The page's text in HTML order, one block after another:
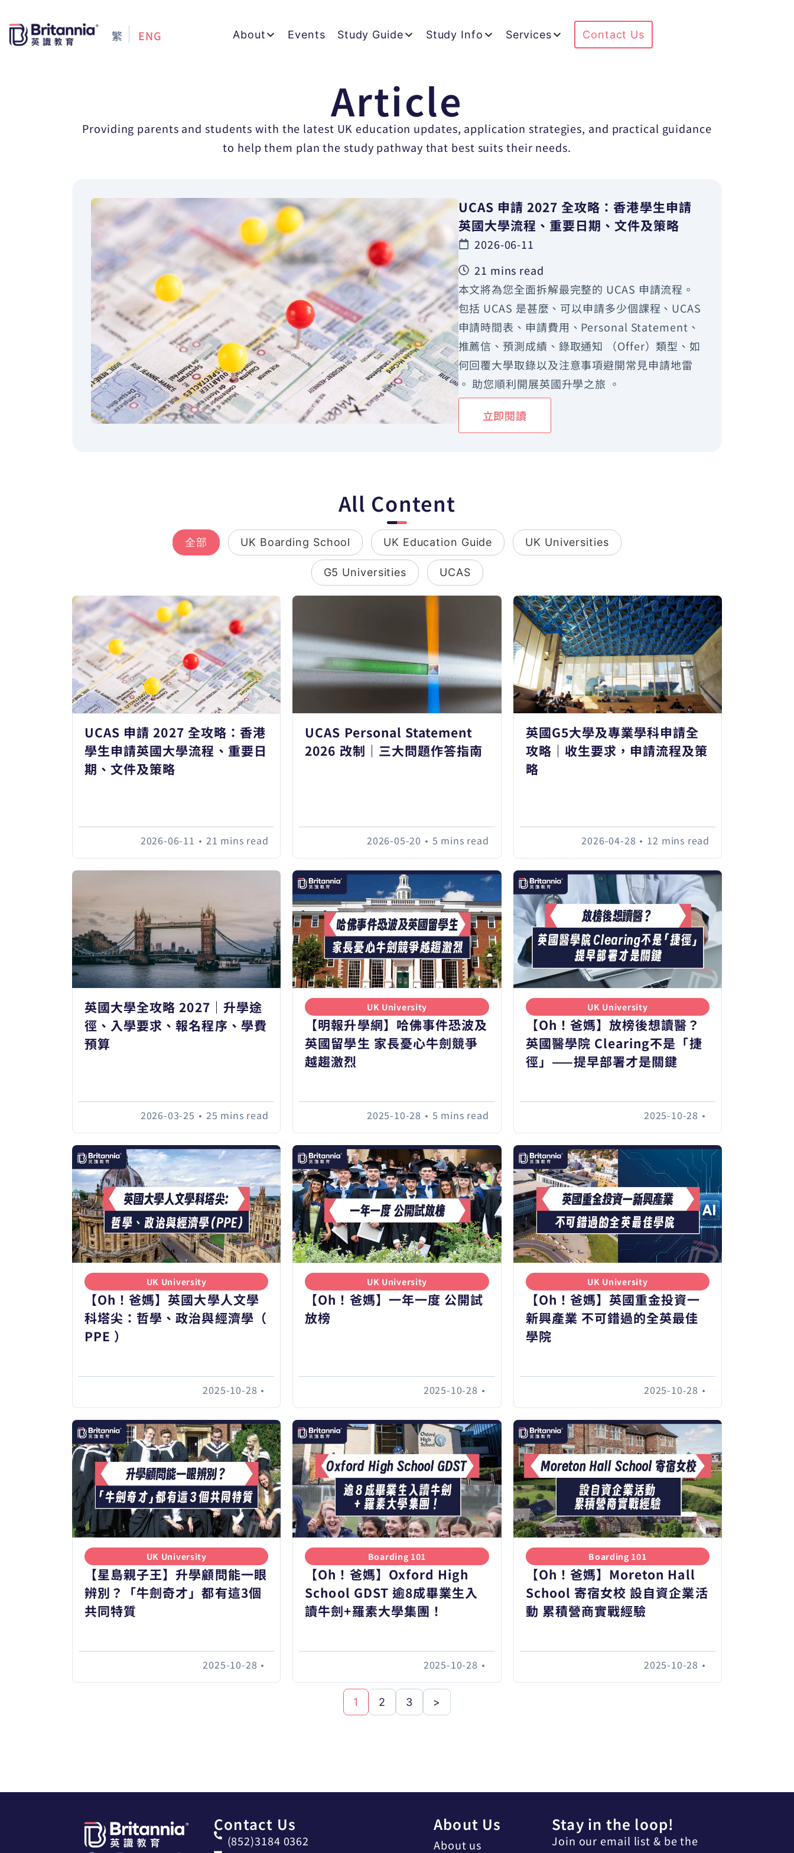
繁 ENG About Events Study Guide Study Info Services Contact Us
Article
Providing parents and students with the latest UK education updates, application strategies, and practical guidance
to help them plan the study pathway that best suits their needs.
UCAS 申請 2027 全攻略：香港學生申請
英國大學流程、重要日期、文件及策略
2026-06-11
21 mins read
本文將為您全面拆解最完整的 UCAS 申請流程。
包括 UCAS 是甚麼、可以申請多少個課程、UCAS
申請時間表、申請費用、Personal Statement、
推薦信、預測成績、錄取通知 （Offer）類型、如
何回覆大學取錄以及注意事項避開常見申請地雷
。 助您順利開展英國升學之旅 。
立即閱讀
All Content
全部 UK Boarding School UK Education Guide UK Universities
G5 Universities UCAS
UCAS 申請 2027 全攻略：香港
學生申請英國大學流程、重要日
期、文件及策略
21 mins read
•
2026-06-11
UCAS Personal Statement
2026 改制｜三大問題作答指南
5 mins read
•
2026-05-20
英國G5大學及專業學科申請全
攻略｜收生要求，申請流程及策
略
12 mins read
•
2026-04-28
英國大學全攻略 2027｜升學途
徑、入學要求、報名程序、學費
預算
25 mins read
•
2026-03-25
UK University
【明報升學網】哈佛事件恐波及
英國留學生 家長憂心牛劍競爭
越趨激烈
5 mins read
•
2025-10-28
UK University
【Oh！爸媽】放榜後想讀醫？
英國醫學院 Clearing不是「捷
徑」——提早部署才是關鍵
•
2025-10-28
UK University
【Oh！爸媽】英國大學人文學
科塔尖：哲學、政治與經濟學（
PPE ）
•
2025-10-28
UK University
【Oh！爸媽】一年一度 公開試
放榜
•
2025-10-28
UK University
【Oh！爸媽】英國重金投資一
新興產業 不可錯過的全英最佳
學院
•
2025-10-28
UK University
【星島親子王】升學顧問能一眼
辨別？「牛劍奇才」都有這3個
共同特質
•
2025-10-28
Boarding 101
【Oh！爸媽】Oxford High
School GDST 逾8成畢業生入
讀牛劍+羅素大學集團！
•
2025-10-28
Boarding 101
【Oh！爸媽】Moreton Hall
School 寄宿女校 設自資企業活
動 累積營商實戰經驗
•
2025-10-28
1 2 3 >
Contact Us
(852)3184 0362
About Us
About us
Stay in the loop!
Join our email list & be the